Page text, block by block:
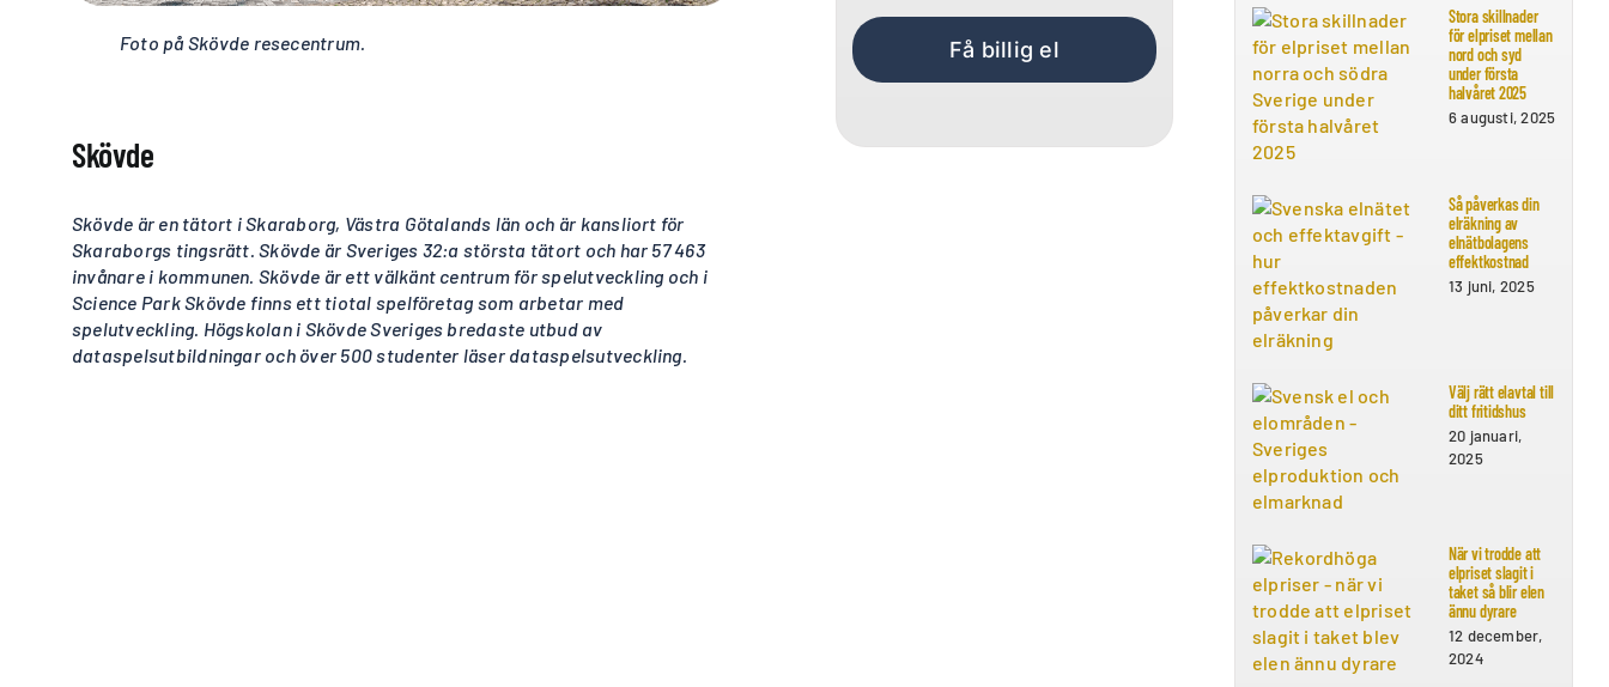
Foto på Skövde resecentrum.
Skövde
Skövde är en tätort i Skaraborg, Västra Götalands län och är kansliort för
Skaraborgs tingsrätt. Skövde är Sveriges 32:a största tätort och har 57 463
invånare i kommunen. Skövde är ett välkänt centrum för spelutveckling och i
Science Park Skövde finns ett tiotal spelföretag som arbetar med
spelutveckling. Högskolan i Skövde Sveriges bredaste utbud av
dataspelsutbildningar och över 500 studenter läser dataspelsutveckling.
Få billig el
Stora skillnader
för elpriset mellan
nord och syd
under första
halvåret 2025
6 augusti, 2025
Så påverkas din
elräkning av
elnätbolagens
effektkostnad
13 juni, 2025
Välj rätt elavtal till
ditt fritidshus
20 januari,
2025
När vi trodde att
elpriset slagit i
taket så blir elen
ännu dyrare
12 december,
2024